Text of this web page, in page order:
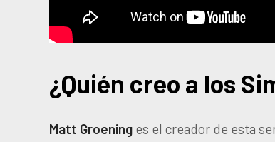
¿Quién creo a los
Matt Groening es el creador de esta